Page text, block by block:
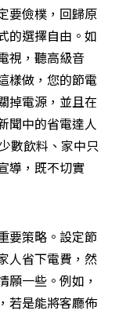
要儉樸，回歸原
的選擇自由。如
視，聽高級音
樣做，您的節電
掉電源，並且在
聞中的省電達人
數飲料、家中只
導，既不切實
要策略。設定節
人省下電費，然
願一些。例如，
若是能將客廳佈